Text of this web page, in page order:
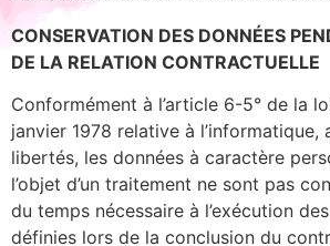
CONSERVATION DES DONNÉES
DE LA RELATION CONTRACTUELLE
Conformément à l’article 6-5° de la
janvier 1978 relative à l’informatique,
libertés, les données à caractère
l’objet d’un traitement ne sont pas
du temps nécessaire à l’exécution
définies lors de la conclusion du